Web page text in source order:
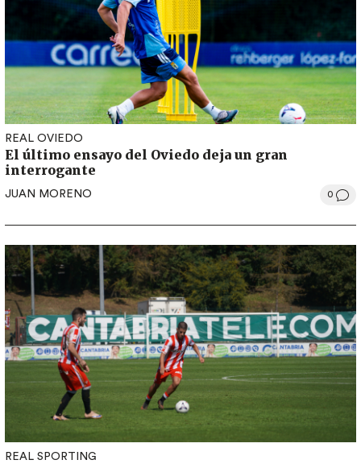
REAL OVIEDO
El último ensayo del Oviedo deja un gran
interrogante
JUAN MORENO 0
REAL SPORTING